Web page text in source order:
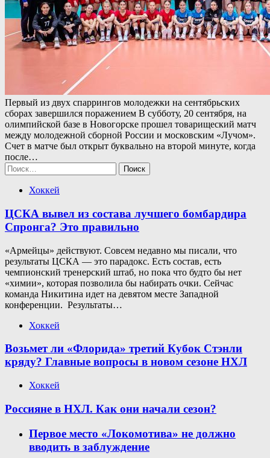
Первый из двух спаррингов молодежки на сентябрьских
сборах завершился поражением В субботу, 20 сентября, на
олимпийской базе в Новогорске прошел товарищеский матч
между молодежной сборной России и московским «Лучом».
Счет в матче был открыт буквально на второй минуте, когда
после…
Найти:
Хоккей
ЦСКА вывел из состава лучшего бомбардира
Спронга? Это правильно
«Армейцы» действуют. Совсем недавно мы писали, что
результаты ЦСКА — это парадокс. Есть состав, есть
чемпионский тренерский штаб, но пока что будто бы нет
«химии», которая позволила бы набирать очки. Сейчас
команда Никитина идет на девятом месте Западной
конференции. Результаты…
Хоккей
Возьмет ли «Флорида» третий Кубок Стэнли
кряду? Главные вопросы в новом сезоне НХЛ
Хоккей
Россияне в НХЛ. Как они начали сезон?
Первое место «Локомотива» не должно
вводить в заблуждение